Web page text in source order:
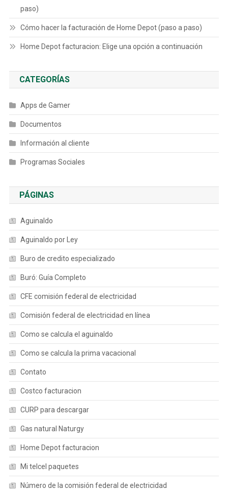
paso)
Cómo hacer la facturación de Home Depot (paso a paso)
Home Depot facturacion: Elige una opción a continuación
CATEGORÍAS
Apps de Gamer
Documentos
Información al cliente
Programas Sociales
PÁGINAS
Aguinaldo
Aguinaldo por Ley
Buro de credito especializado
Buró: Guía Completo
CFE comisión federal de electricidad
Comisión federal de electricidad en línea
Como se calcula el aguinaldo
Como se calcula la prima vacacional
Contato
Costco facturacion
CURP para descargar
Gas natural Naturgy
Home Depot facturacion
Mi telcel paquetes
Número de la comisión federal de electricidad